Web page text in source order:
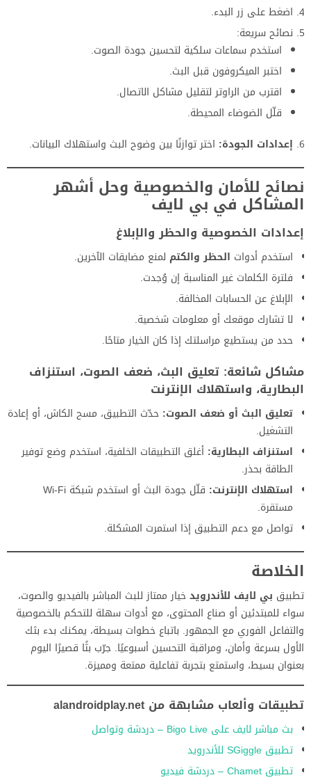
اضغط على زر البدء.
نصائح سريعة:
استخدم سماعات سلكية لتحسين جودة الصوت.
اختبر الميكروفون قبل البث.
اقترب من الراوتر لتقليل مشاكل الاتصال.
قلّل الضوضاء المحيطة.
إعدادات الجودة: اختر توازنًا بين وضوح البث واستهلاك البيانات.
نصائح للأمان والخصوصية وحل أشهر
المشاكل في بي لايف
إعدادات الخصوصية والحظر والإبلاغ
استخدم أدوات الحظر والكتم لمنع مضايقات الآخرين.
فلترة الكلمات غير المناسبة إن وُجدت.
الإبلاغ عن الحسابات المخالفة.
لا تشارك موقعك أو معلومات شخصية.
حدد من يستطيع مراسلتك إذا كان الخيار متاحًا.
مشاكل شائعة: تعليق البث، ضعف الصوت، استنزاف
البطارية، واستهلاك الإنترنت
تعليق البث أو ضعف الصوت: حدّث التطبيق، مسح الكاش، أو إعادة
التشغيل.
استنزاف البطارية: أغلق التطبيقات الخلفية، استخدم وضع توفير
الطاقة بحذر.
استهلاك الإنترنت:
قلّل جودة البث أو استخدم شبكة Wi-Fi
مستقرة.
تواصل مع دعم التطبيق إذا استمرت المشكلة.
الخلاصة
تطبيق بي لايف للأندرويدخيار ممتاز للبث المباشر بالفيديو والصوت،
سواء للمبتدئين أو صناع المحتوى، مع أدوات سهلة للتحكم بالخصوصية
والتفاعل الفوري مع الجمهور. باتباع خطوات بسيطة، يمكنك بدء بثك
الأول بسرعة وأمان، ومراقبة التحسين أسبوعيًا. جرّب بثًا قصيرًا اليوم
بعنوان بسيط، واستمتع بتجربة تفاعلية ممتعة ومميزة.
تطبيقات وألعاب مشابهة من alandroidplay.net
بث مباشر لايف على Bigo Live – دردشة وتواصل
تطبيق SGiggle للأندرويد
تطبيق Chamet – دردشة فيديو